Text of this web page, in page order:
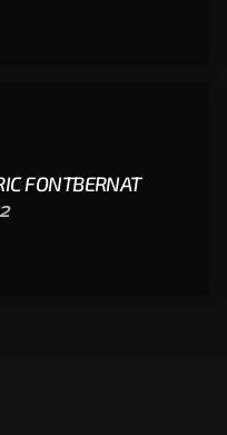
FONTBERNAT